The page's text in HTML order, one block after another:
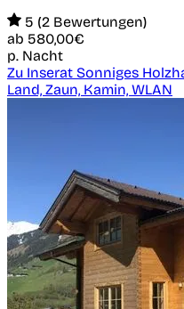
5 (2 Bewertungen)
ab 580,00€
p. Nacht
Zu Inserat Sonniges
Land, Zaun, Kamin, WLAN